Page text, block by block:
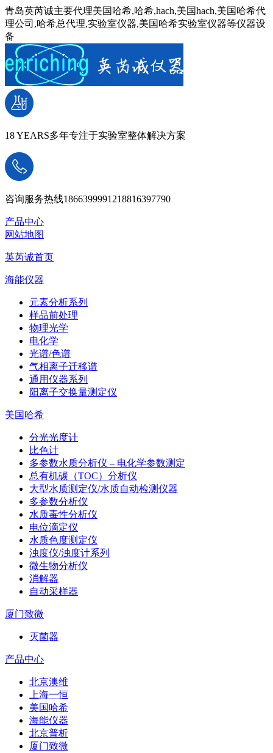
青岛英芮诚主要代理美国哈希,哈希,hach,美国hach,美国哈希代
理公司,哈希总代理,实验室仪器,美国哈希实验室仪器等仪器设
备
18 YEARS多年专注于实验室整体解决方案
咨询服务热线1866399991218816397790
产品中心
网站地图
英芮诚首页
海能仪器
元素分析系列
样品前处理
物理光学
电化学
光谱/色谱
气相离子迁移谱
通用仪器系列
阳离子交换量测定仪
美国哈希
分光光度计
比色计
多参数水质分析仪 – 电化学参数测定
总有机碳（TOC）分析仪
大型水质测定仪/水质自动检测仪器
多参数分析仪
水质毒性分析仪
电位滴定仪
水质色度测定仪
浊度仪/浊度计系列
微生物分析仪
消解器
自动采样器
厦门致微
灭菌器
产品中心
北京澳维
上海一恒
美国哈希
海能仪器
北京普析
厦门致微